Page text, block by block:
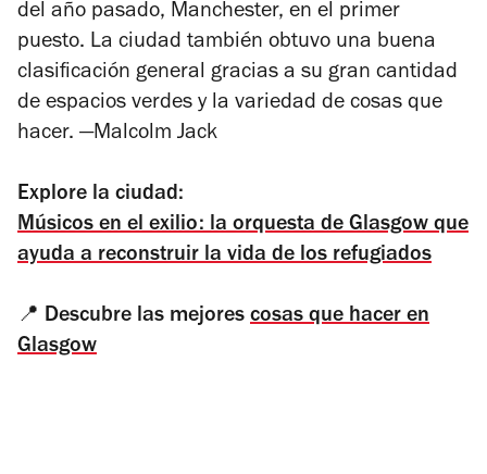
del año pasado, Manchester, en el primer
puesto. La ciudad también obtuvo una buena
clasificación general gracias a su gran cantidad
de espacios verdes y la variedad de cosas que
hacer. —Malcolm Jack
Explore la ciudad:
Músicos en el exilio: la orquesta de Glasgow que
ayuda a reconstruir la vida de los refugiados
📍 Descubre las mejores cosas que hacer en
Glasgow